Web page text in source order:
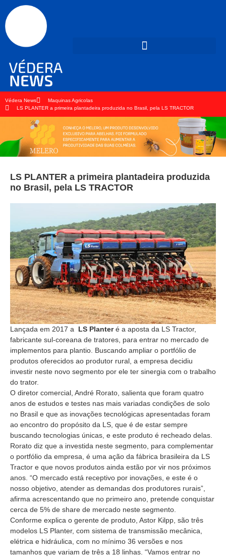
Védera News
Maquinas Agricolas
LS PLANTER a primeira plantadeira produzida no Brasil, pela LS TRACTOR
LS PLANTER a primeira plantadeira produzida
no Brasil, pela LS TRACTOR
Lançada em 2017 a LS Planteré a aposta da LS Tractor,
fabricante sul-coreana de tratores, para entrar no mercado de
implementos para plantio. Buscando ampliar o portfólio de
produtos oferecidos ao produtor rural, a empresa decidiu
investir neste novo segmento por ele ter sinergia com o trabalho
do trator.
O diretor comercial, André Rorato, salienta que foram quatro
anos de estudos e testes nas mais variadas condições de solo
no Brasil e que as inovações tecnológicas apresentadas foram
ao encontro do propósito da LS, que é de estar sempre
buscando tecnologias únicas, e este produto é recheado delas.
Rorato diz que a investida neste segmento, para complementar
o portfólio da empresa, é uma ação da fábrica brasileira da LS
Tractor e que novos produtos ainda estão por vir nos próximos
anos. “O mercado está receptivo por inovações, e este é o
nosso objetivo, atender as demandas dos produtores rurais”,
afirma acrescentando que no primeiro ano, pretende conquistar
cerca de 5% de share de mercado neste segmento.
Conforme explica o gerente de produto, Astor Kilpp, são três
modelos LS Planter, com sistema de transmissão mecânica,
elétrica e hidráulica, com no mínimo 36 versões e nos
tamanhos que variam de três a 18 linhas. “Vamos entrar no